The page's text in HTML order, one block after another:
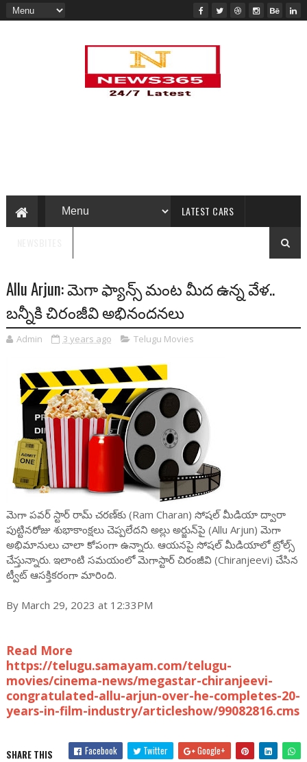
LATEST CARS
Allu Arjun: మెగా ఫ్యాన్స్ మంట మీద ఉన్న వేళ..
బన్నీకి చిరంజీవి అభినందనలు
Admin 3 years ago Telugu Movies
మెగా పవర్ స్టార్ రామ్ చరణ్‌కు (Ram Charan) సోషల్ మీడియా ద్వారా
పుట్టినరోజు శుభాకాంక్షలు చెప్పలేదని అల్లు అర్జున్‌పై (Allu Arjun) మెగా
అభిమానులు చాలా కోపంగా ఉన్నారు. ఆయనపై సోషల్ మీడియాలో ట్రోల్స్
చేస్తున్నారు. ఇలాంటి సమయంలో మెగాస్టార్ చిరంజీవి (Chiranjeevi) చేసిన
ట్వీట్ ఆసక్తికరంగా మారింది.
By March 29, 2023 at 12:33PM
Read More
https://telugu.samayam.com/telugu-
movies/cinema-news/megastar-chiranjeevi-
congratulated-allu-arjun-over-he-completes-20-
years-in-film-industry/articleshow/99082816.cms
SHARE THIS Facebook Twitter Google+